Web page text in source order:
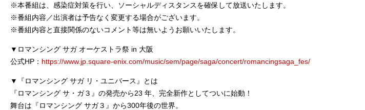
※本番組は、感染症対策を行い、ソーシャルディスタンスを確保して放送いたします。
※番組内容／出演者は予告なく変更する場合がございます。
※番組内容と直接関係のないコメント等は無いようお願いいたします。
▼ロマンシング サガ オーケストラ祭 in 大阪
公式HP： https://www.jp.square-enix.com/music/sem/page/saga/concert/romancingsaga_fes/
▼『ロマンシング サガ リ・ユニバース』とは
『ロマンシング サ・ガ３』の発売から23 年、完全新作としてついに始動！
舞台は『ロマンシング サガ３』から300年後の世界。